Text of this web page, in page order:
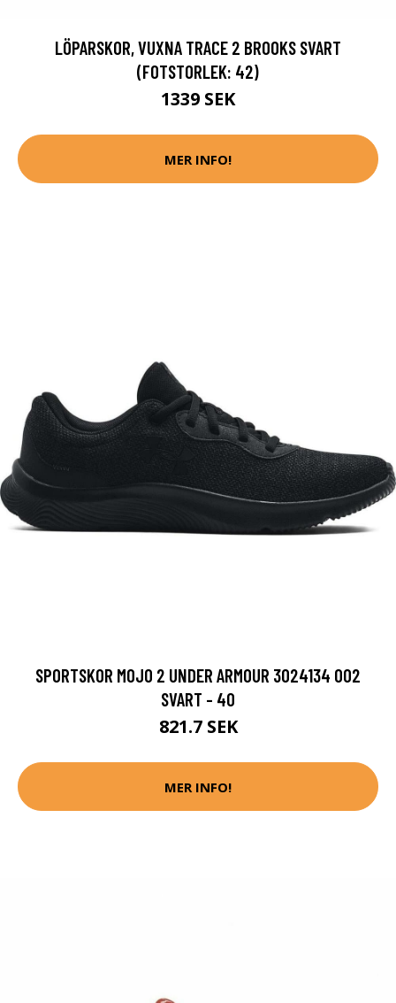
LÖPARSKOR, VUXNA TRACE 2 BROOKS SVART
(FOTSTORLEK: 42)
1339 SEK
MER INFO!
SPORTSKOR MOJO 2 UNDER ARMOUR 3024134 002
SVART - 40
821.7 SEK
MER INFO!